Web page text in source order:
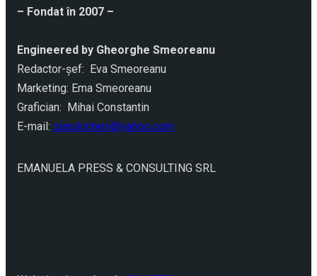
– Fondat în 2007 –
Engineered by Gheorghe Smeoreanu
Redactor-şef: Eva Smeoreanu
Marketing: Ema Smeoreanu
Grafician: Mihai Constantin
E-mail: ziarulcriterii@yahoo.com
EMANUELA PRESS & CONSULTING SRL